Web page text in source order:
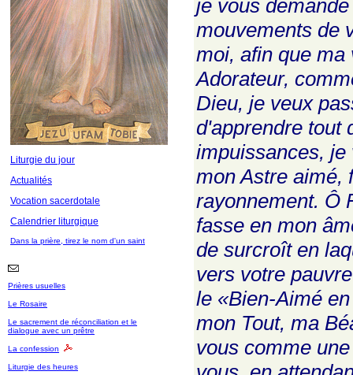
Liturgie du jour
Actualités
Vocation sacerdotale
Calendrier liturgique
Dans la prière, tirez le nom d'un saint
Prières usuelles
Le Rosaire
Le sacrement de réconciliation et le
dialogue avec un prêtre
La confession
Liturgie des heures
je vous
mouvements de
moi, afin que ma
Adorateur,
Dieu, je veux
d'apprendre tout
impuissances, je
mon Astre aimé,
rayonnement. Ô
fasse en mon
de surcroît en
vers votre
le «Bien-Aimé
mon Tout, ma
vous comme